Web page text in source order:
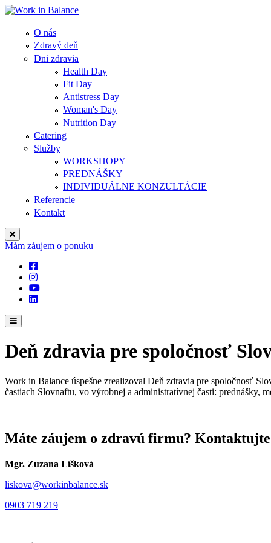
O nás
Zdravý deň
Dni zdravia
Health Day
Fit Day
Antistress Day
Woman's Day
Nutrition Day
Catering
Služby
WORKSHOPY
PREDNÁŠKY
INDIVIDUÁLNE KONZULTÁCIE
Referencie
Kontakt
Mám záujem o ponuku
Deň zdravia pre spoločnosť
Work in Balance úspešne zrealizoval Deň zdravia pre spoločnosť
častiach Slovnaftu, vo výrobnej a administratívnej časti:
Máte záujem o zdravú firmu? Kontaktujte
Mgr. Zuzana Líšková
liskova@workinbalance.sk
0903 719 219